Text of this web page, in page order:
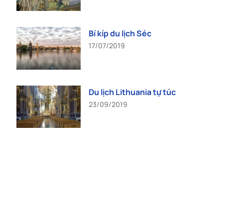
Bí kíp du lịch Séc
17/07/2019
Du lịch Lithuania tự túc
23/09/2019